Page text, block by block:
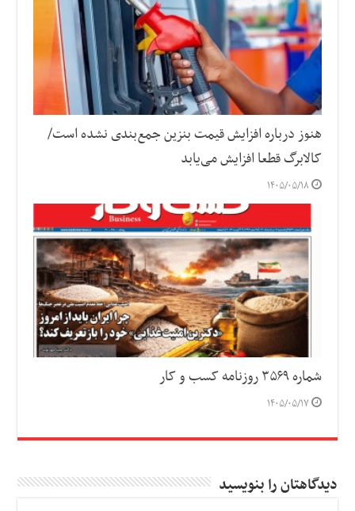
هنوز درباره افزایش قیمت بنزین جمع‌بندی نشده است/
کالابرگ قطعا افزایش می‌یابد
۱۴۰۵/۰۵/۱۸
شماره ۳۵۶۹ روزنامه کسب و کار
۱۴۰۵/۰۵/۱۷
دیدگاهتان را بنویسید